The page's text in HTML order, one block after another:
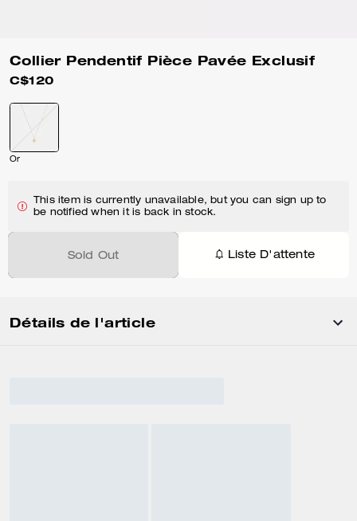
Collier Pendentif Pièce Pavée Exclusif
C$120
Or
This item is currently unavailable, but you can sign up to
be notified when it is back in stock.
Sold Out Liste D'attente
Détails de l'article